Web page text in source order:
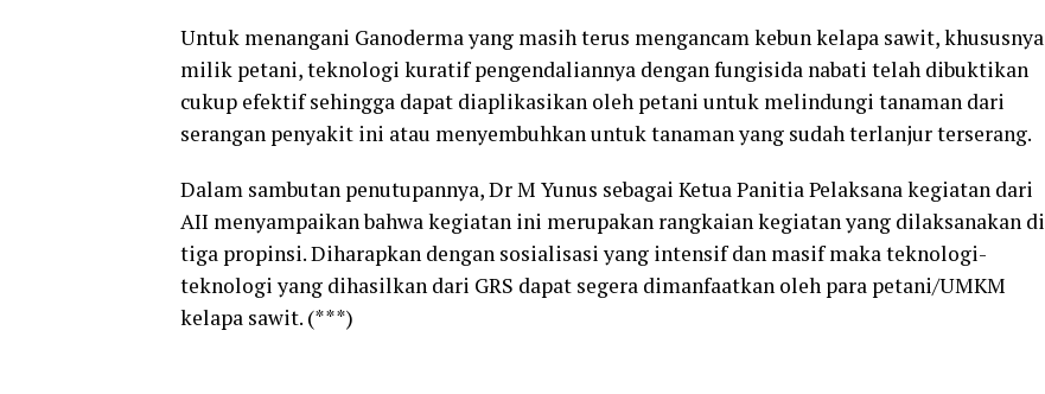
Untuk menangani Ganoderma yang masih terus mengancam kebun kelapa sawit, khususnya
milik petani, teknologi kuratif pengendaliannya dengan fungisida nabati telah dibuktikan
cukup efektif sehingga dapat diaplikasikan oleh petani untuk melindungi tanaman dari
serangan penyakit ini atau menyembuhkan untuk tanaman yang sudah terlanjur terserang.
Dalam sambutan penutupannya, Dr M Yunus sebagai Ketua Panitia Pelaksana kegiatan dari
AII menyampaikan bahwa kegiatan ini merupakan rangkaian kegiatan yang dilaksanakan di
tiga propinsi. Diharapkan dengan sosialisasi yang intensif dan masif maka teknologi-
teknologi yang dihasilkan dari GRS dapat segera dimanfaatkan oleh para petani/UMKM
kelapa sawit. (***)